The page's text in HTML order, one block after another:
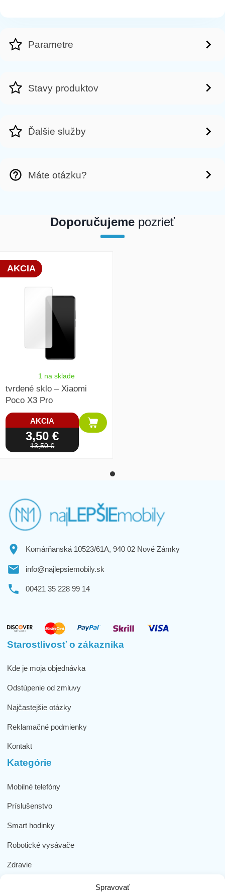
Spravovať
Parametre
Stavy produktov
Ďalšie služby
Máte otázku?
Doporučujeme pozrieť
AKCIA
1 na sklade
tvrdené sklo – Xiaomi
Poco X3 Pro
AKCIA
3,50 €
13,50 €
Komárňanská 10523/61A, 940 02 Nové Zámky
info@najlepsiemobily.sk
00421 35 228 99 14
Starostlivosť o zákaznika
Kde je moja objednávka
Odstúpenie od zmluvy
Najčastejšie otázky
Reklamačné podmienky
Kontakt
Kategórie
Mobilné telefóny
Príslušenstvo
Smart hodinky
Robotické vysávače
Zdravie